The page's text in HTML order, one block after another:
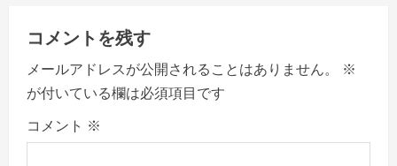
i
g
a
コメントを残す
メールアドレスが公開されることはありません。
※
が付いている欄は必須項目です
コメント ※